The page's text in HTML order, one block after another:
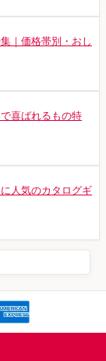
｜価格帯別・おし
喜ばれるもの特
人気のカタログギ